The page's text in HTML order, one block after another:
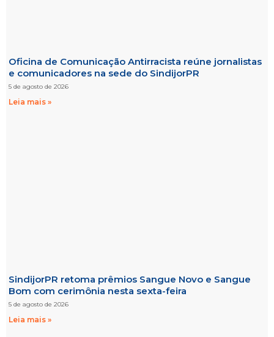
Oficina de Comunicação Antirracista reúne jornalistas
e comunicadores na sede do SindijorPR
5 de agosto de 2026
Leia mais »
SindijorPR retoma prêmios Sangue Novo e Sangue
Bom com cerimônia nesta sexta-feira
5 de agosto de 2026
Leia mais »